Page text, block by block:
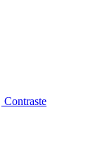
Contraste